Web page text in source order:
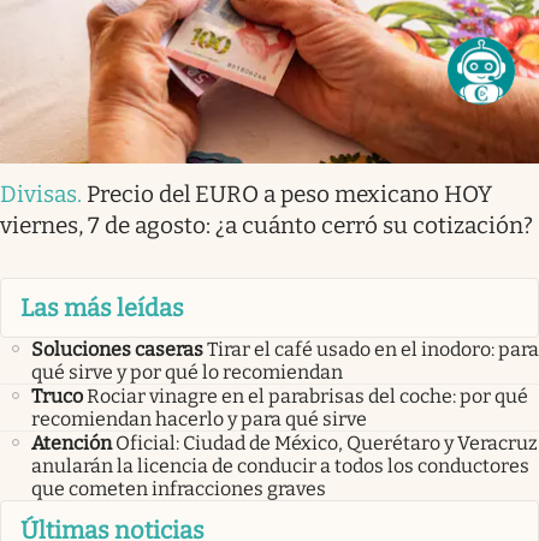
Divisas. Precio del EURO a peso mexicano HOY
viernes, 7 de agosto: ¿a cuánto cerró su cotización?
Las más leídas
Soluciones caserasTirar el café usado en el inodoro: para
qué sirve y por qué lo recomiendan
TrucoRociar vinagre en el parabrisas del coche: por qué
recomiendan hacerlo y para qué sirve
Atención Oficial: Ciudad de México, Querétaro y Veracruz
anularán la licencia de conducir a todos los conductores
que cometen infracciones graves
Últimas noticias